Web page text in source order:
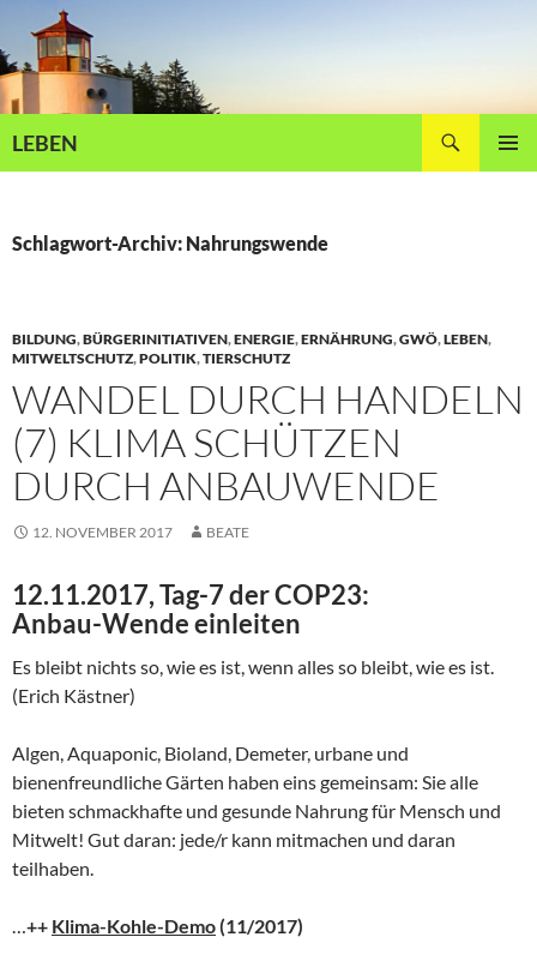
Inhalt
springen
LEBEN
Schlagwort-Archiv: Nahrungswende
BILDUNG,BÜRGERINITIATIVEN,ENERGIE,ERNÄHRUNG,GWÖ,LEBEN,
MITWELTSCHUTZ,POLITIK,TIERSCHUTZ
WANDEL DURCH HANDELN
(7) KLIMA SCHÜTZEN
DURCH ANBAUWENDE
12. NOVEMBER 2017 BEATE
12.11.2017, Tag-7 der COP23:
Anbau-Wende einleiten
Es bleibt nichts so, wie es ist, wenn alles so bleibt, wie es ist.
(Erich Kästner)
Algen, Aquaponic, Bioland, Demeter, urbane und
bienenfreundliche Gärten haben eins gemeinsam: Sie alle
bieten schmackhafte und gesunde Nahrung für Mensch und
Mitwelt! Gut daran: jede/r kann mitmachen und daran
teilhaben.
…++ Klima-Kohle-Demo(11/2017)